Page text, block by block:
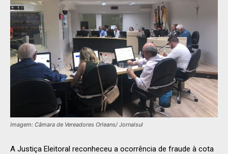
Imagem: Câmara de Vereadores Orleans/ Jornalsul
A Justiça Eleitoral reconheceu a ocorrência de fraude à cota